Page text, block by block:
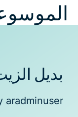
انتقل
بديل
aradminuser